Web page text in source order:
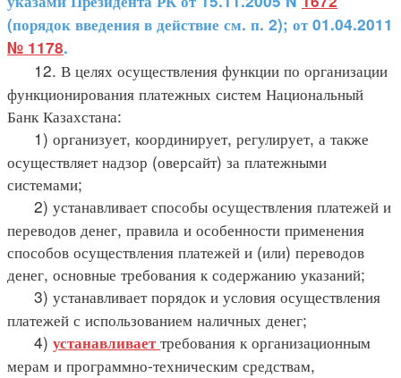
(порядок введения в действие см. п. 2); от 01.04.2011
№ 1178.
12. В целях осуществления функции по организации
функционирования платежных систем Национальный
Банк Казахстана:
1) организует, координирует, регулирует, а также
осуществляет надзор (оверсайт) за платежными
системами;
2) устанавливает способы осуществления платежей и
переводов денег, правила и особенности применения
способов осуществления платежей и (или) переводов
денег, основные требования к содержанию указаний;
3) устанавливает порядок и условия осуществления
платежей с использованием наличных денег;
4) устанавливаеттребования к организационным
мерам и программно-техническим средствам,